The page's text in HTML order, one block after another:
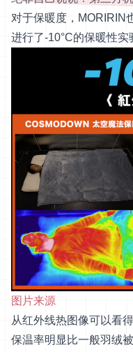
对于保暖度，MORIRIN
进行了-10°C的保暖性实
图片来源
从红外线热图像可以看
保温率明显比一般羽绒